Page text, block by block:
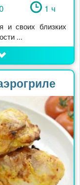
1 ч
и своих близких
...